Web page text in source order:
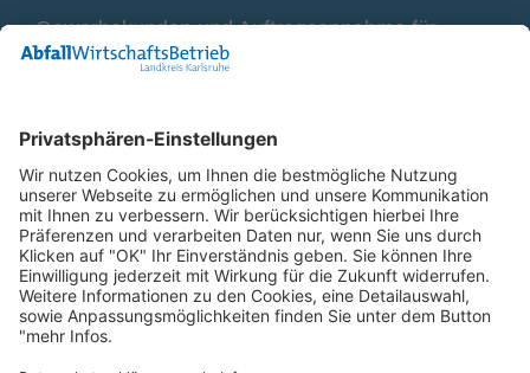
Gewerbekunden und Auftragsannahme für
Container
E-Mail
Bleiben Sie in Verbindung
Facebook Landkreis Karlsruhe
Instagram Landkreis Karlsruhe